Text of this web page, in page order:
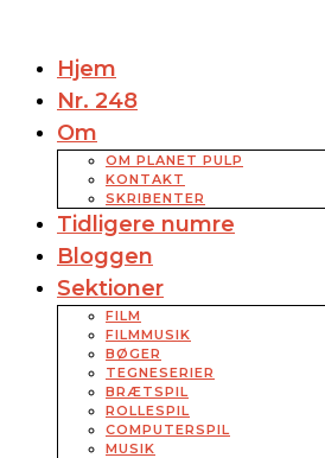
Hjem
Nr. 248
Om
OM PLANET PULP
KONTAKT
SKRIBENTER
Tidligere numre
Bloggen
Sektioner
FILM
FILMMUSIK
BØGER
TEGNESERIER
BRÆTSPIL
ROLLESPIL
COMPUTERSPIL
MUSIK